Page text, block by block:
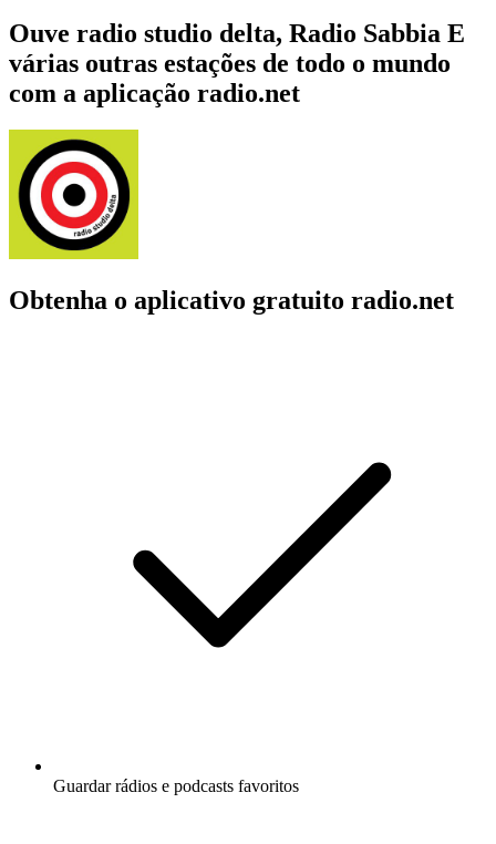
Ouve radio studio delta, Radio Sabbia E
várias outras estações de todo o mundo
com a aplicação radio.net
Obtenha o aplicativo gratuito radio.net
Guardar rádios e podcasts favoritos